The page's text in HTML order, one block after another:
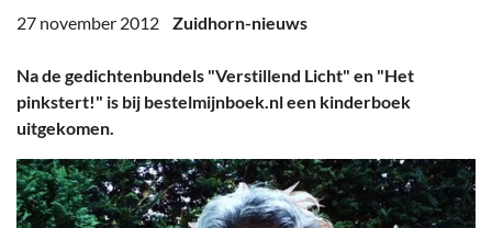
Welzijn & Maatschappij
Bedrijven
Prikbord & Aanbiedingen
Plaats bericht
27 november 2012 Zuidhorn-nieuws
Na de gedichtenbundels "Verstillend Licht" en "Het
pinkstert!" is bij bestelmijnboek.nl een kinderboek
uitgekomen.